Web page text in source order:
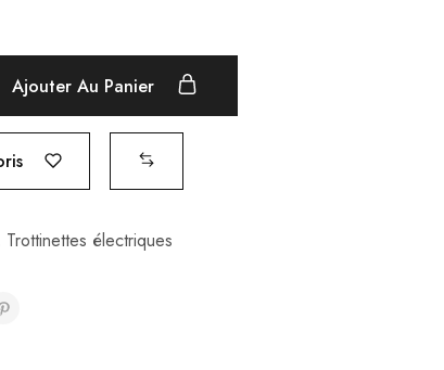
Ajouter Au Panier
Trottinettes électriques